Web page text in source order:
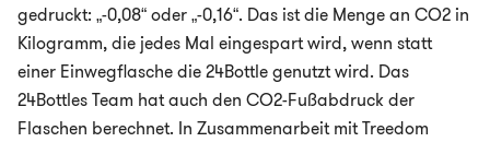
gedruckt: „-0,08“ oder „-0,16“. Das ist die Menge an CO2 in
Kilogramm, die jedes Mal eingespart wird, wenn statt
einer Einwegflasche die 24Bottle genutzt wird. Das
24Bottles Team hat auch den CO2-Fußabdruck der
Flaschen berechnet. In Zusammenarbeit mit Treedom